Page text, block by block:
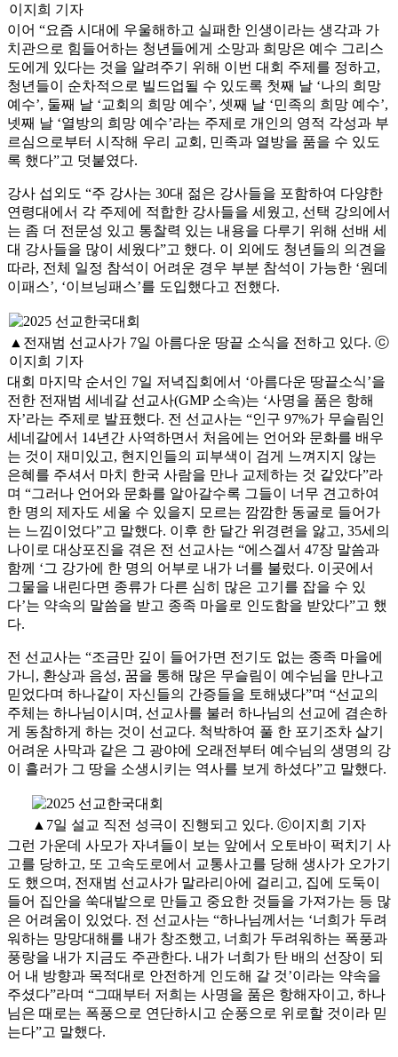
이지희 기자
이어 “요즘 시대에 우울해하고 실패한 인생이라는 생각과 가
치관으로 힘들어하는 청년들에게 소망과 희망은 예수 그리스
도에게 있다는 것을 알려주기 위해 이번 대회 주제를 정하고,
청년들이 순차적으로 빌드업될 수 있도록 첫째 날 ‘나의 희망
예수’, 둘째 날 ‘교회의 희망 예수’, 셋째 날 ‘민족의 희망 예수’,
넷째 날 ‘열방의 희망 예수’라는 주제로 개인의 영적 각성과 부
르심으로부터 시작해 우리 교회, 민족과 열방을 품을 수 있도
록 했다”고 덧붙였다.
강사 섭외도 “주 강사는 30대 젊은 강사들을 포함하여 다양한
연령대에서 각 주제에 적합한 강사들을 세웠고, 선택 강의에서
는 좀 더 전문성 있고 통찰력 있는 내용을 다루기 위해 선배 세
대 강사들을 많이 세웠다”고 했다. 이 외에도 청년들의 의견을
따라, 전체 일정 참석이 어려운 경우 부분 참석이 가능한 ‘원데
이패스’, ‘이브닝패스’를 도입했다고 전했다.
▲전재범 선교사가 7일 아름다운 땅끝 소식을 전하고 있다. ⓒ
이지희 기자
대회 마지막 순서인 7일 저녁집회에서 ‘아름다운 땅끝소식’을
전한 전재범 세네갈 선교사(GMP 소속)는 ‘사명을 품은 항해
자’라는 주제로 발표했다. 전 선교사는 “인구 97%가 무슬림인
세네갈에서 14년간 사역하면서 처음에는 언어와 문화를 배우
는 것이 재미있고, 현지인들의 피부색이 검게 느껴지지 않는
은혜를 주셔서 마치 한국 사람을 만나 교제하는 것 같았다”라
며 “그러나 언어와 문화를 알아갈수록 그들이 너무 견고하여
한 명의 제자도 세울 수 있을지 모르는 깜깜한 동굴로 들어가
는 느낌이었다”고 말했다. 이후 한 달간 위경련을 앓고, 35세의
나이로 대상포진을 겪은 전 선교사는 “에스겔서 47장 말씀과
함께 ‘그 강가에 한 명의 어부로 내가 너를 불렀다. 이곳에서
그물을 내린다면 종류가 다른 심히 많은 고기를 잡을 수 있
다’는 약속의 말씀을 받고 종족 마을로 인도함을 받았다”고 했
다.
전 선교사는 “조금만 깊이 들어가면 전기도 없는 종족 마을에
가니, 환상과 음성, 꿈을 통해 많은 무슬림이 예수님을 만나고
믿었다며 하나같이 자신들의 간증들을 토해냈다”며 “선교의
주체는 하나님이시며, 선교사를 불러 하나님의 선교에 겸손하
게 동참하게 하는 것이 선교다. 척박하여 풀 한 포기조차 살기
어려운 사막과 같은 그 광야에 오래전부터 예수님의 생명의 강
이 흘러가 그 땅을 소생시키는 역사를 보게 하셨다”고 말했다.
▲7일 설교 직전 성극이 진행되고 있다. ⓒ이지희 기자
그런 가운데 사모가 자녀들이 보는 앞에서 오토바이 퍽치기 사
고를 당하고, 또 고속도로에서 교통사고를 당해 생사가 오가기
도 했으며, 전재범 선교사가 말라리아에 걸리고, 집에 도둑이
들어 집안을 쑥대밭으로 만들고 중요한 것들을 가져가는 등 많
은 어려움이 있었다. 전 선교사는 “하나님께서는 ‘너희가 두려
워하는 망망대해를 내가 창조했고, 너희가 두려워하는 폭풍과
풍랑을 내가 지금도 주관한다. 내가 너희가 탄 배의 선장이 되
어 내 방향과 목적대로 안전하게 인도해 갈 것’이라는 약속을
주셨다”라며 “그때부터 저희는 사명을 품은 항해자이고, 하나
님은 때로는 폭풍으로 연단하시고 순풍으로 위로할 것이라 믿
는다”고 말했다.